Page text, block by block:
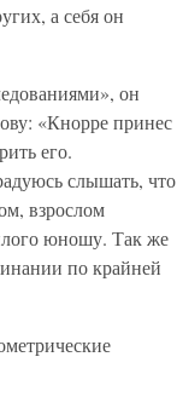
а себя он
он
«Кнорре принес
его.
слышать, что
взрослом
юношу. Так же
по крайней